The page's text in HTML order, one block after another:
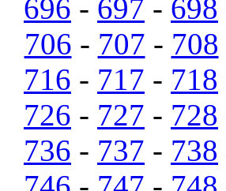
696 - 697 - 698
706 - 707 - 708
716 - 717 - 718
726 - 727 - 728
736 - 737 - 738